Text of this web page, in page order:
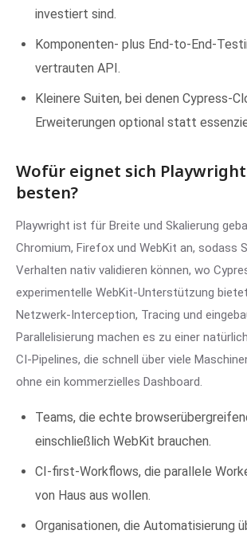
investiert sind.
Komponenten- plus End-to-End-
vertrauten API.
Kleinere Suiten, bei denen Cypress-
Erweiterungen optional statt
Wofür eignet sich
besten?
Playwright ist für Breite und Skalierung
Chromium, Firefox und WebKit an, sodass
Verhalten nativ validieren können, wo
experimentelle WebKit-Unterstützung
Netzwerk-Interception, Tracing und
Parallelisierung machen es zu einer
CI-Pipelines, die schnell über viele
ohne ein kommerzielles Dashboard.
Teams, die echte
einschließlich WebKit brauchen.
CI-first-Workflows, die parallele
von Haus aus wollen.
Organisationen, die Automatisierung